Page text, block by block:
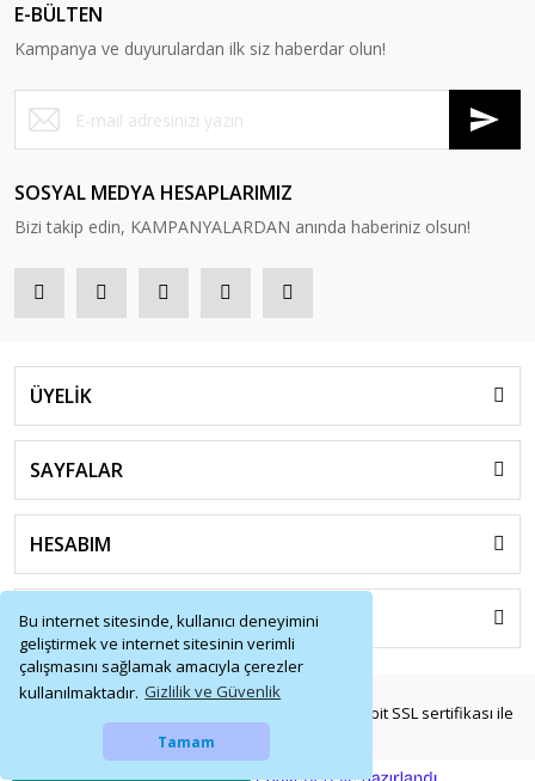
Bu internet sitesinde, kullanıcı deneyimini
geliştirmek ve internet sitesinin verimli
çalışmasını sağlamak amacıyla çerezler
kullanılmaktadır. Gizlilik ve Güvenlik
Tamam
Whatsapp İletişim
E-BÜLTEN
Kampanya ve duyurulardan ilk siz haberdar olun!
SOSYAL MEDYA HESAPLARIMIZ
Bizi takip edin, KAMPANYALARDAN anında haberiniz olsun!
ÜYELİK
SAYFALAR
HESABIM
HIZLI MENÜ
© Tüm Hakları Saklıdır. Kredi kartı bilgileriniz 256bit SSL sertifikası ile
korunmaktadır.